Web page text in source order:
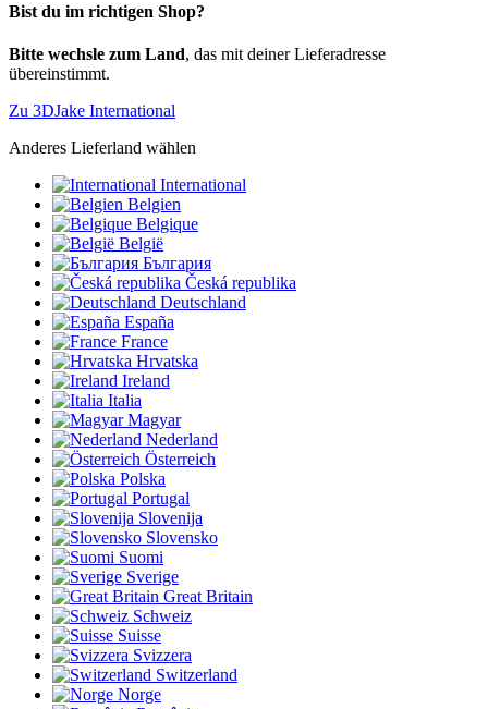
Bist du im richtigen Shop?
Bitte wechsle zum Land, das mit deiner Lieferadresse
übereinstimmt.
Zu 3DJake International
Anderes Lieferland wählen
International
Belgien
Belgique
België
България
Česká republika
Deutschland
España
France
Hrvatska
Ireland
Italia
Magyar
Nederland
Österreich
Polska
Portugal
Slovenija
Slovensko
Suomi
Sverige
Great Britain
Schweiz
Suisse
Svizzera
Switzerland
Norge